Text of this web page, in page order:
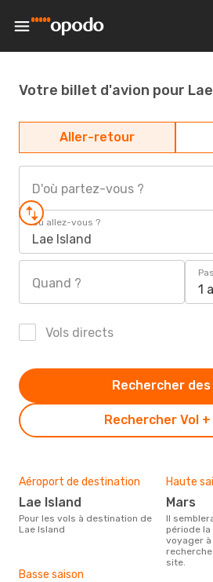
Votre billet d'avion pour
Aller-retour
D'où partez-vous ?
Où allez-vous ?
Lae Island
Quand ? 1
Vols directs
Rechercher Vol
Rechercher
Aéroport de destination
Lae Island
Pour les vols à destination de
Lae Island
Haute
mars
Il semblerait que mars soit la
période
voyager à
site.
Basse saison